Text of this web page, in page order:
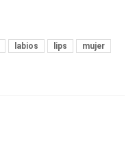
labios lips
mujer